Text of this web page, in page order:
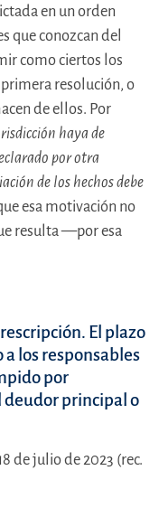
en un orden
que conozcan del
como ciertos los
resolución, o
de ellos. Por
haya de
por otra
de los hechos debe
esa motivación no
resulta —por esa
El plazo
los responsables
por
deudor principal o
de julio de 2023 (rec.